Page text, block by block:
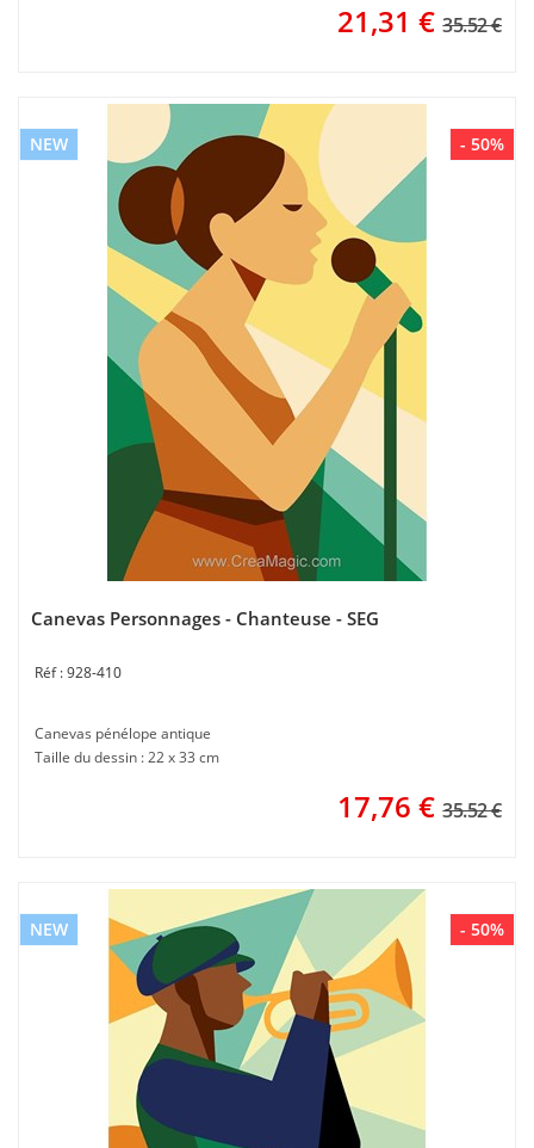
21,31 € 35.52 €
- 50%
NEW
Canevas Personnages - Chanteuse - SEG
928-410
Canevas pénélope antique
Taille du dessin : 22 x 33 cm
17,76 € 35.52 €
- 50%
NEW